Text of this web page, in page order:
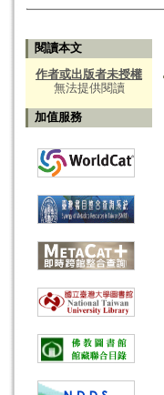
閱讀本文
作者或出版者未授權
無法提供閱讀
加值服務